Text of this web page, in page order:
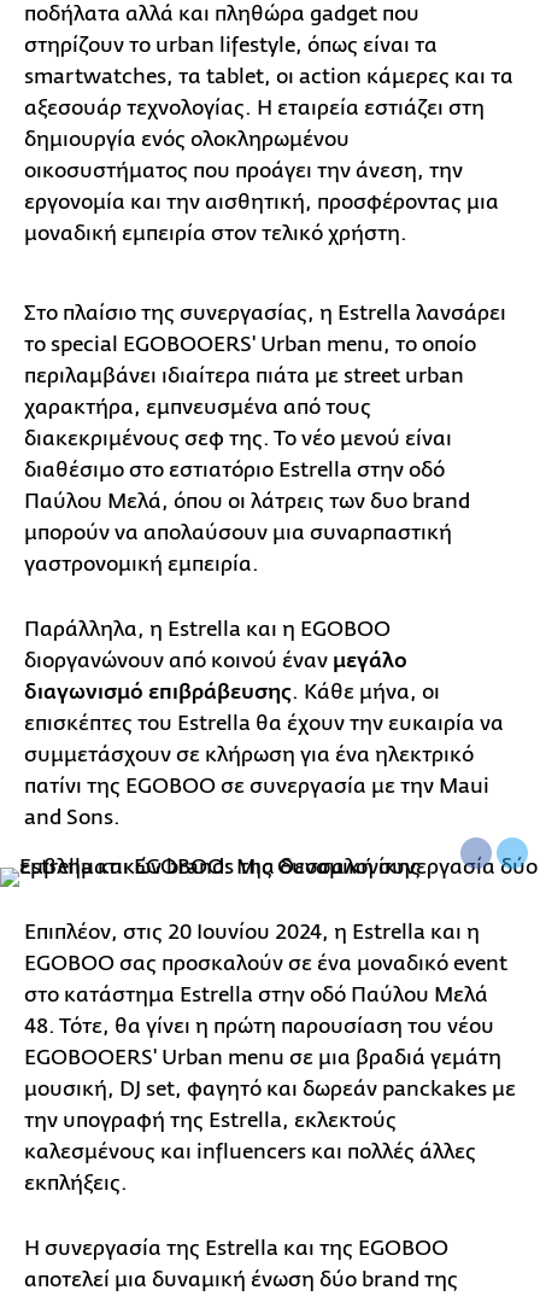
ποδήλατα αλλά και πληθώρα gadget που
στηρίζουν το urban lifestyle, όπως είναι τα
smartwatches, τα tablet, οι action κάμερες και τα
αξεσουάρ τεχνολογίας. Η εταιρεία εστιάζει στη
δημιουργία ενός ολοκληρωμένου
οικοσυστήματος που προάγει την άνεση, την
εργονομία και την αισθητική, προσφέροντας μια
μοναδική εμπειρία στον τελικό χρήστη.
Στο πλαίσιο της συνεργασίας, η Estrella λανσάρει
το special EGOBOOERS' Urban menu, το οποίο
περιλαμβάνει ιδιαίτερα πιάτα με street urban
χαρακτήρα, εμπνευσμένα από τους
διακεκριμένους σεφ της. Το νέο μενού είναι
διαθέσιμο στο εστιατόριο Estrella στην οδό
Παύλου Μελά, όπου οι λάτρεις των δυο brand
μπορούν να απολαύσουν μια συναρπαστική
γαστρονομική εμπειρία.
Παράλληλα, η Estrella και η EGOBOO
διοργανώνουν από κοινού έναν μεγάλο
διαγωνισμό επιβράβευσης. Κάθε μήνα, οι
επισκέπτες του Estrella θα έχουν την ευκαιρία να
συμμετάσχουν σε κλήρωση για ένα ηλεκτρικό
πατίνι της EGOBOO σε συνεργασία με την Maui
and Sons.
Επιπλέον, στις 20 Ιουνίου 2024, η Estrella και η
EGOBOO σας προσκαλούν σε ένα μοναδικό event
στο κατάστημα Estrella στην οδό Παύλου Μελά
48. Τότε, θα γίνει η πρώτη παρουσίαση του νέου
EGOBOOERS' Urban menu σε μια βραδιά γεμάτη
μουσική, DJ set, φαγητό και δωρεάν panckakes με
την υπογραφή της Estrella, εκλεκτούς
καλεσμένους και influencers και πολλές άλλες
εκπλήξεις.
Η συνεργασία της Estrella και της EGOBOO
αποτελεί μια δυναμική ένωση δύο brand της